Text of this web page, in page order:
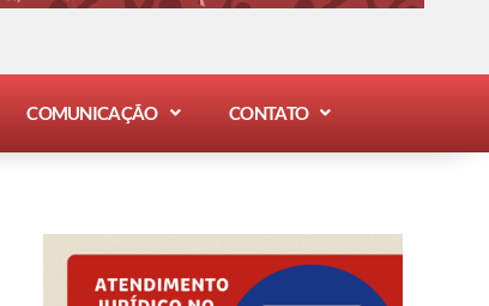
COMUNICAÇÃO CONTATO